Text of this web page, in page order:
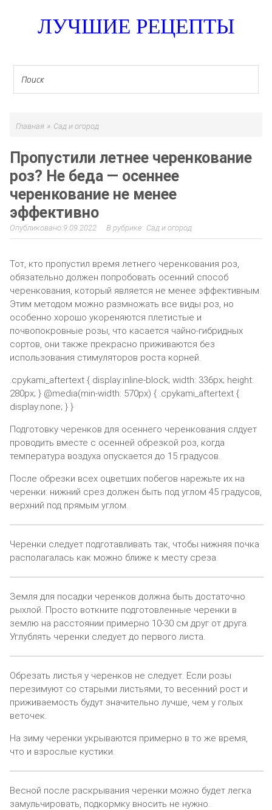
ЛУЧШИЕ РЕЦЕПТЫ
Главная » Сад и огород
Пропустили летнее черенкование
роз? Не беда — осеннее
черенкование не менее
эффективно
9.09.2022 Сад и огород
Тот, кто пропустил время летнего черенкования роз,
обязательно должен попробовать осенний способ
черенкования, который является не менее эффективным.
Этим методом можно размножать все виды роз, но
особенно хорошо укореняются плетистые и
почвопокровные розы, что касается чайно-гибридных
сортов, они также прекрасно приживаются без
использования стимуляторов роста корней.
.cpykami_aftertext { display:inline-block; width: 336px; height:
280px; } @media(min-width: 570px) { .cpykami_aftertext {
display:none; } }
Подготовку черенков для осеннего черенкования слдует
проводить вместе с осенней обрезкой роз, когда
температура воздуха опускается до 15 градусов.
После обрезки всех оцветших побегов нарежьте их на
черенки: нижний срез должен быть под углом 45 градусов,
верхний под прямым углом.
Черенки следует подготавливать так, чтобы нижняя почка
располагалась как можно ближе к месту среза.
Земля для посадки черенков должна быть достаточно
рыхлой. Просто воткните подготовленные черенки в
землю на расстоянии примерно 10-30 см друг от друга.
Углублять черенки следует до первого листа.
Обрезать листья у черенков не следует. Если розы
перезимуют со старыми листьями, то весенний рост и
приживаемость будут значительно лучше, чем у голых
веточек.
На зиму черенки укрываются примерно в то же время,
что и взрослые кустики.
Весной после раскрывания черенки можно будет легка
замульчировать, подкормку вносить не нужно.